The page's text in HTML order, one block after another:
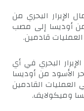
الإبرار البحري من
أوديسا إلى مصب
قادمين.
البحري في أي
الأسود من أوديسا
القادمين
وميكولايف.